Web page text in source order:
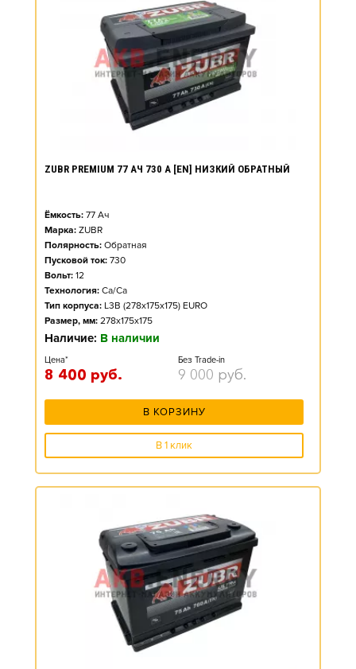
ZUBR PREMIUM 77 АЧ 730 А [EN] НИЗКИЙ ОБРАТНЫЙ
Ёмкость: 77 Ач
Марка: ZUBR
Полярность: Обратная
Пусковой ток: 730
Вольт: 12
Технология: Ca/Ca
Тип корпуса: L3B (278x175x175) EURO
Размер, мм: 278x175x175
Наличие: В наличии
Цена*
8 400 руб.
Без Trade-in
9 000 руб.
В КОРЗИНУ
В 1 клик